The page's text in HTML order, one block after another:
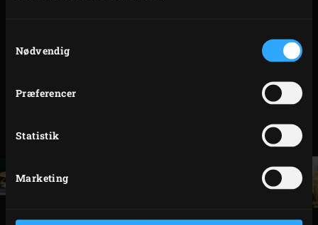
Nødvendig
Præferencer
Statistik
Marketing
Torsdag 16 august: 9:00 – 19:00
Søndag 19 august: 09: 00-17: 00